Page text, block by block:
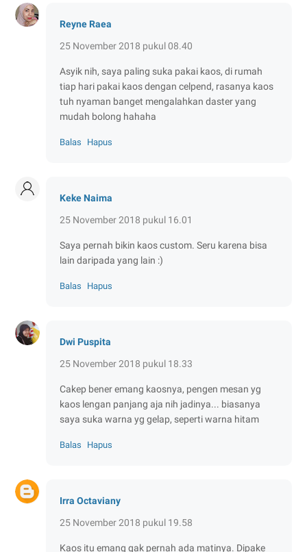
Reyne Raea
25 November 2018 pukul 08.40
Asyik nih, saya paling suka pakai kaos, di rumah
tiap hari pakai kaos dengan celpend, rasanya kaos
tuh nyaman banget mengalahkan daster yang
mudah bolong hahaha
Balas Hapus
Keke Naima
25 November 2018 pukul 16.01
Saya pernah bikin kaos custom. Seru karena bisa
lain daripada yang lain :)
Balas Hapus
Dwi Puspita
25 November 2018 pukul 18.33
Cakep bener emang kaosnya, pengen mesan yg
kaos lengan panjang aja nih jadinya... biasanya
saya suka warna yg gelap, seperti warna hitam
Balas Hapus
Irra Octaviany
25 November 2018 pukul 19.58
Kaos itu emang gak pernah ada matinya. Dipake